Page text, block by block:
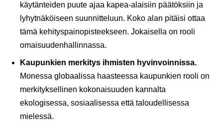
käytänteiden puute ajaa kapea-alaisiin päätöksiin ja
lyhytnäköiseen suunnitteluun. Koko alan pitäisi ottaa
tämä kehityspainopisteekseen. Jokaisella on rooli
omaisuudenhallinnassa.
Kaupunkien merkitys ihmisten hyvinvoinnissa.
Monessa globaalissa haasteessa kaupunkien rooli on
merkityksellinen kokonaisuuden kannalta
ekologisessa, sosiaalisessa että taloudellisessa
mielessä.